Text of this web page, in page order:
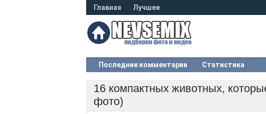
Главная Лучшее
Последние комментарии Статистика
16 компактных животных,
фото)